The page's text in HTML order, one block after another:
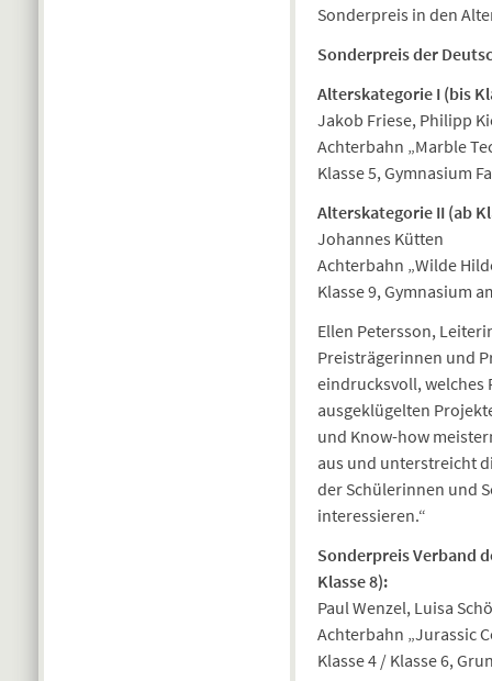
Sonderpreis in den
Sonderpreis der
Alterskategorie I (bis
Jakob Friese, Philipp
Achterbahn „Marble
Klasse 5, Gymnasium
Alterskategorie II (ab
Johannes Kütten
Achterbahn „Wilde
Klasse 9, Gymnasium
Ellen Petersson,
Preisträgerinnen und
eindrucksvoll, welches
ausgeklügelten
und Know-how
aus und unterstreicht
der Schülerinnen und
interessieren.“
Sonderpreis Verband
Klasse 8):
Paul Wenzel, Luisa
Achterbahn „Jurassic
Klasse 4 / Klasse 6,